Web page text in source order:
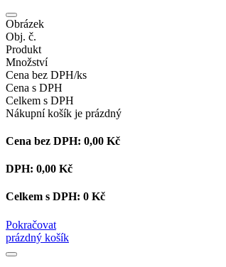
Obrázek
Obj. č.
Produkt
Množství
Cena bez DPH/ks
Cena s DPH
Celkem s DPH
Nákupní košík je prázdný
Cena bez DPH: 0,00 Kč
DPH: 0,00 Kč
Celkem s DPH: 0 Kč
Pokračovat
prázdný košík